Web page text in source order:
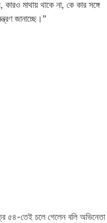
মাথায় থাকে না, কে কার সঙ্গে
জানাচ্ছে।”
৫৪-তেই চলে গেলেন বলি অভিনেতা